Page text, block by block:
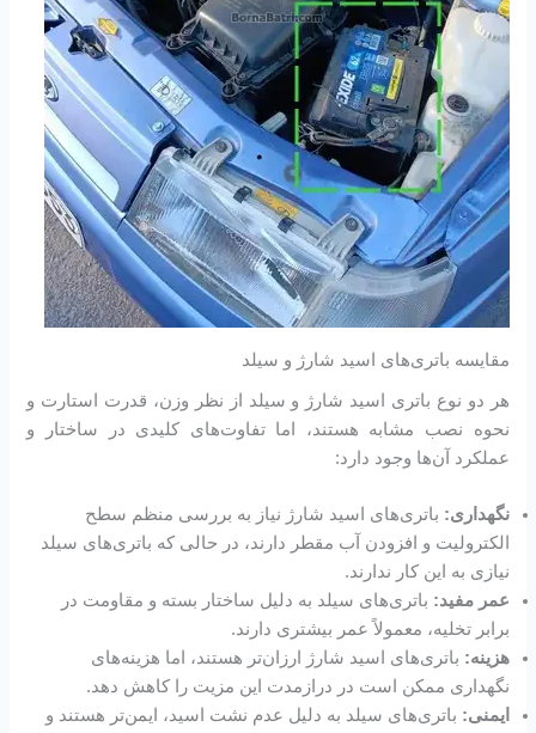
مقایسه باتری‌های اسید شارژ و سیلد
هر دو نوع باتری اسید شارژ و سیلد از نظر وزن، قدرت استارت و
نحوه نصب مشابه هستند، اما تفاوت‌های کلیدی در ساختار و
عملکرد آن‌ها وجود دارد:
نگهداری: باتری‌های اسید شارژ نیاز به بررسی منظم سطح
الکترولیت و افزودن آب مقطر دارند، در حالی که باتری‌های سیلد
نیازی به این کار ندارند.
عمر مفید: باتری‌های سیلد به دلیل ساختار بسته و مقاومت در
برابر تخلیه، معمولاً عمر بیشتری دارند.
هزینه: باتری‌های اسید شارژ ارزان‌تر هستند، اما هزینه‌های
نگهداری ممکن است در درازمدت این مزیت را کاهش دهد.
ایمنی: باتری‌های سیلد به دلیل عدم نشت اسید، ایمن‌تر هستند و